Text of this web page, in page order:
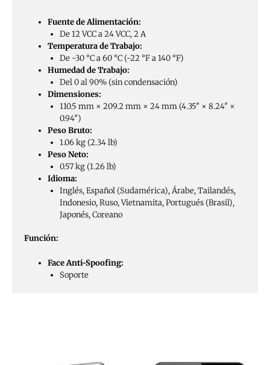
Fuente de Alimentación:
De 12 VCC a 24 VCC, 2 A
Temperatura de Trabajo:
De -30 °C a 60 °C (-22 °F a 140 °F)
Humedad de Trabajo:
Del 0 al 90% (sin condensación)
Dimensiones:
110.5 mm × 209.2 mm × 24 mm (4.35″ × 8.24″ ×
0.94″)
Peso Bruto:
1.06 kg (2.34 lb)
Peso Neto:
0.57 kg (1.26 lb)
Idioma:
Inglés, Español (Sudamérica), Árabe, Tailandés,
Indonesio, Ruso, Vietnamita, Portugués (Brasil),
Japonés, Coreano
Función:
Face Anti-Spoofing:
Soporte